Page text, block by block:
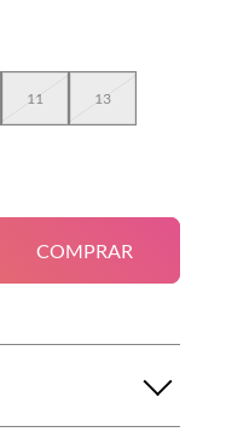
11 13
COMPRAR